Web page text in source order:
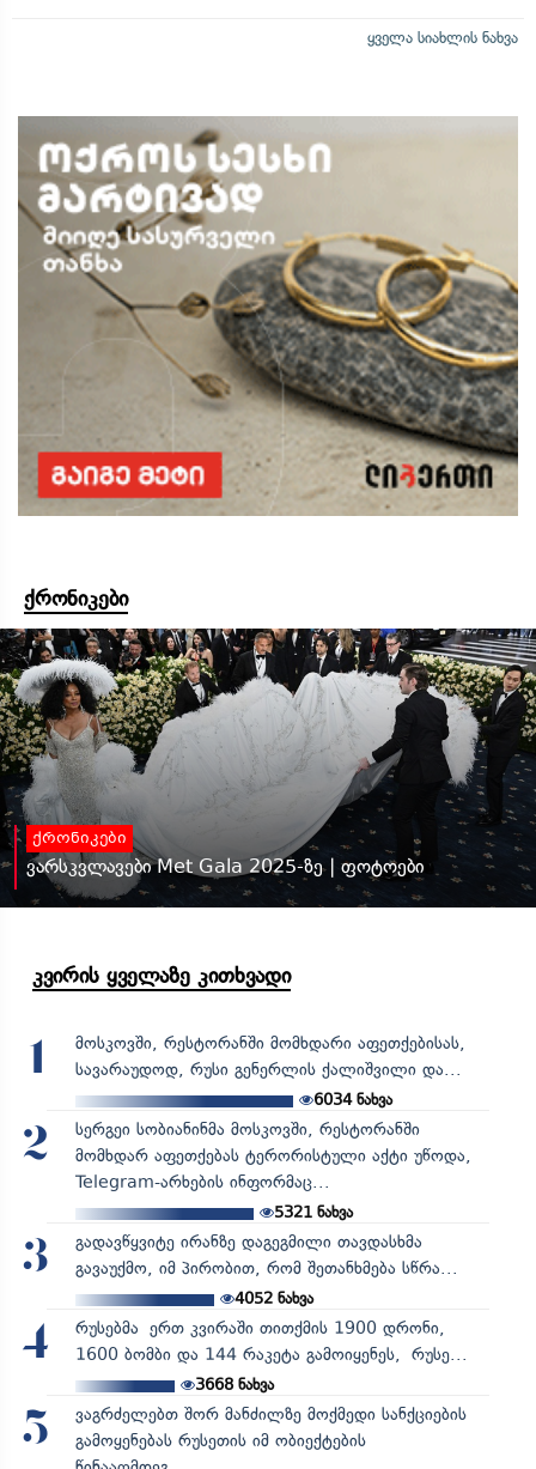
ყველა სიახლის ნახვა
ქრონიკები
ქრონიკები
ვარსკვლავები Met Gala 2025-ზე | ფოტოები
კვირის ყველაზე კითხვადი
1
მოსკოვში, რესტორანში მომხდარი აფეთქებისას,
სავარაუდოდ, რუსი გენერლის ქალიშვილი და...
6034ნახვა
2
სერგეი სობიანინმა მოსკოვში, რესტორანში
მომხდარ აფეთქებას ტერორისტული აქტი უწოდა,
Telegram-არხების ინფორმაც...
5321ნახვა
3
გადავწყვიტე ირანზე დაგეგმილი თავდასხმა
გავაუქმო, იმ პირობით, რომ შეთანხმება სწრა...
4052ნახვა
4
რუსებმა ერთ კვირაში თითქმის 1900 დრონი,
1600 ბომბი და 144 რაკეტა გამოიყენეს, რუსე...
3668ნახვა
5
ვაგრძელებთ შორ მანძილზე მოქმედი სანქციების
გამოყენებას რუსეთის იმ ობიექტების